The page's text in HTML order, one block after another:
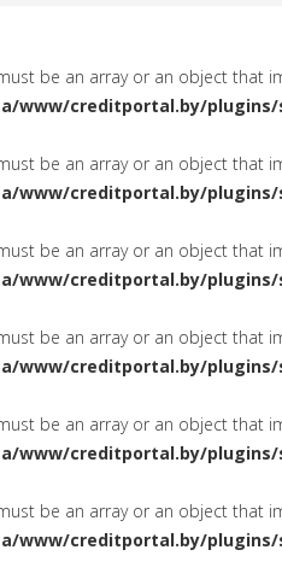
be an array or an object that
www/creditportal.by/plugins/
be an array or an object that
www/creditportal.by/plugins/
be an array or an object that
www/creditportal.by/plugins/
be an array or an object that
www/creditportal.by/plugins/
be an array or an object that
www/creditportal.by/plugins/
be an array or an object that
www/creditportal.by/plugins/